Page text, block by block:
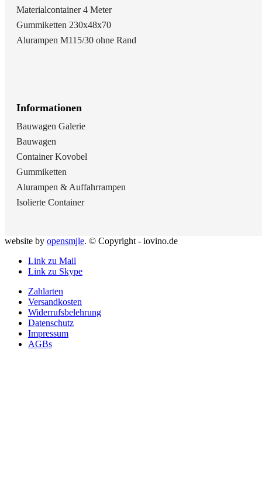
Materialcontainer 4 Meter
Gummiketten 230x48x70
Alurampen M115/30 ohne Rand
Informationen
Bauwagen Galerie
Bauwagen
Container Kovobel
Gummiketten
Alurampen & Auffahrrampen
Isolierte Container
website by opensmjle. © Copyright - iovino.de
Link zu Mail
Link zu Skype
Zahlarten
Versandkosten
Widerrufsbelehrung
Datenschutz
Impressum
AGBs